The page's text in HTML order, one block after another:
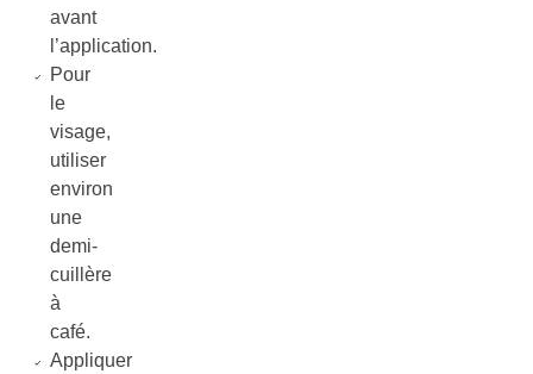
avant
l’application.
Pour
le
visage,
utiliser
environ
une
demi-
cuillère
à
café.
Appliquer